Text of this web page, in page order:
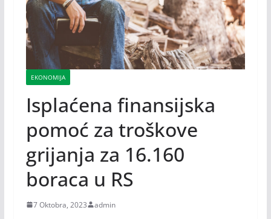
EKONOMIJA
Isplaćena finansijska
pomoć za troškove
grijanja za 16.160
boraca u RS
7 Oktobra, 2023 admin